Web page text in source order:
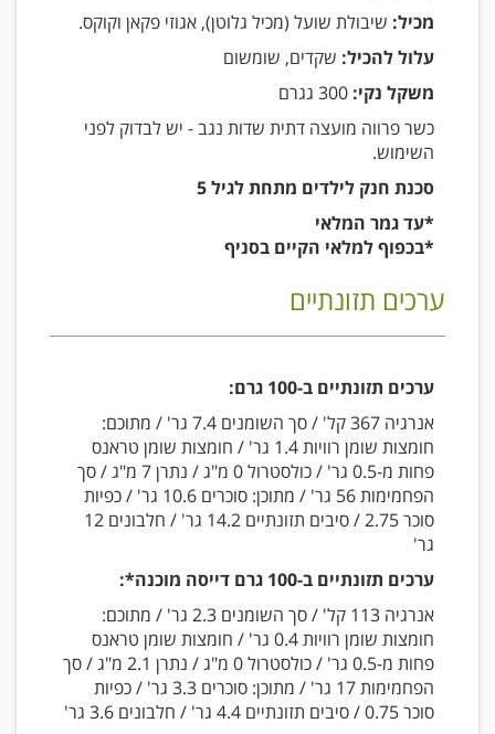
מכיל: שיבולת שועל (מכיל גלוטן), אגוזי פקאן וקוקס.
עלול להכיל: שקדים, שומשום
משקל נקי:
כשר פרווה מועצה דתית שדות נגב - יש לבדוק לפני
השימוש.
סכנת חנק לילדים מתחת לגיל 5
*עד גמר המלאי
*בכפוף למלאי הקיים בסניף
ערכים תזונתיים
ערכים תזונתיים ב-100 גרם:
אנרגיה 367 קל' / סך השומנים 7.4 גר' / מתוכם:
חומצות שומן רוויות 1.4 גר' / חומצות שומן טראנס
פחות מ-0.5 גר' / כולסטרול 0 מ"ג / נתרן 7 מ"ג / סך
הפחמימות 56 גר' / מתוכן: סוכרים 10.6 גר' / כפיות
סוכר 2.75 / סיבים תזונתיים 14.2 גר' / חלבונים 12
גר'
ערכים תזונתיים ב-100 גרם דייסה מוכנה*:
אנרגיה 113 קל' / סך השומנים 2.3 גר' / מתוכם:
חומצות שומן רוויות 0.4 גר' / חומצות שומן טראנס
פחות מ-0.5 גר' / כולסטרול 0 מ"ג / נתרן 2.1 מ"ג / סך
הפחמימות 17 גר' / מתוכן: סוכרים 3.3 גר' / כפיות
סוכר 0.75 / סיבים תזונתיים 4.4 גר' / חלבונים 3.6 גר'